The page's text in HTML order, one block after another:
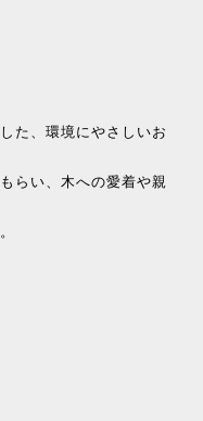
た、環境にやさしいお
らい、木への愛着や親